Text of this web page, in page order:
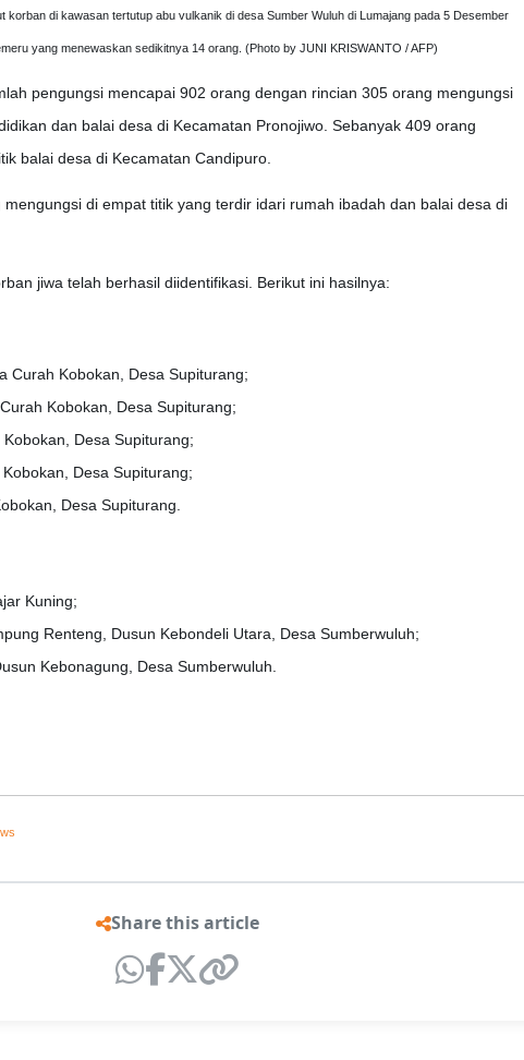
korban di kawasan tertutup abu vulkanik di desa Sumber Wuluh di Lumajang pada 5 Desember
yang menewaskan sedikitnya 14 orang. (Photo by JUNI KRISWANTO / AFP)
pengungsi mencapai 902 orang dengan rincian 305 orang mengungsi
dan balai desa di Kecamatan Pronojiwo. Sebanyak 409 orang
balai desa di Kecamatan Candipuro.
di empat titik yang terdir idari rumah ibadah dan balai desa di
jiwa telah berhasil diidentifikasi. Berikut ini hasilnya:
Curah Kobokan, Desa Supiturang;
Kobokan, Desa Supiturang;
Desa Supiturang;
Desa Supiturang;
Desa Supiturang.
Kuning;
Renteng, Dusun Kebondeli Utara, Desa Sumberwuluh;
Kebonagung, Desa Sumberwuluh.
Share this article